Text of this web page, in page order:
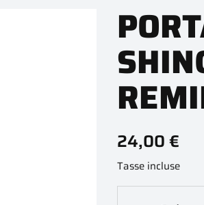
24,00 €
Tasse incluse